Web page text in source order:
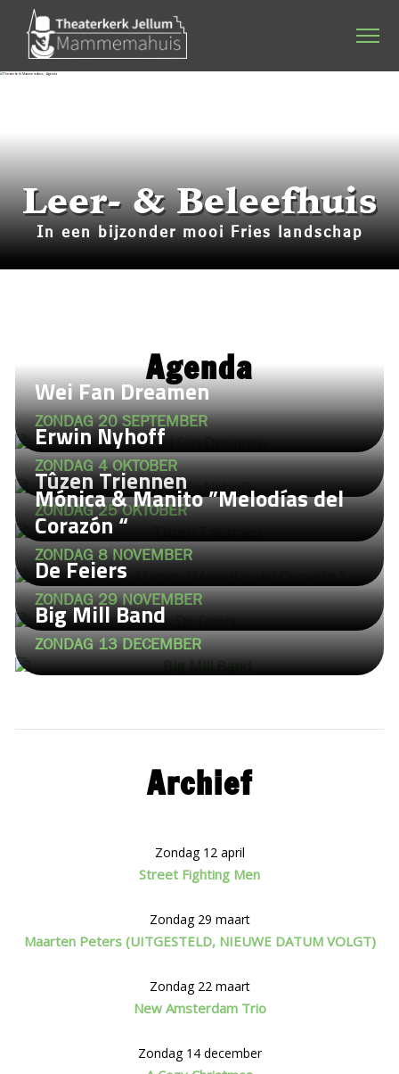
Dineren & Theater
Bruiloften
Historie
Bouw mee!
Media
Contact
Leer- & Beleefhuis
In een bijzonder mooi Fries landschap
Agenda
Wei Fan Dreamen
ZONDAG 20 SEPTEMBER
Erwin Nyhoff
ZONDAG 4 OKTOBER
Tûzen Triennen
ZONDAG 25 OKTOBER
Mónica & Manito ”Melodías del
Corazón “
ZONDAG 8 NOVEMBER
De Feiers
ZONDAG 29 NOVEMBER
Big Mill Band
ZONDAG 13 DECEMBER
Archief
Zondag 12 april
Street Fighting Men
Zondag 29 maart
Maarten Peters (UITGESTELD, NIEUWE DATUM VOLGT)
Zondag 22 maart
New Amsterdam Trio
Zondag 14 december